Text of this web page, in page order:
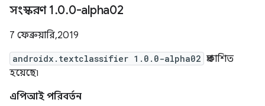
সংস্করণ 1.0.0-alpha02
7 ফেব্রুয়ারি, 2019
androidx.textclassifier 1.0.0-alpha02 প্রকাশিত
হয়েছে৷
এপিআই পরিবর্তন